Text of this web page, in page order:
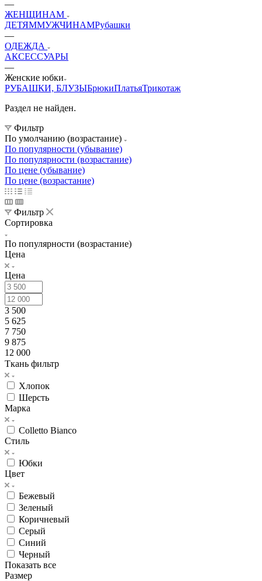
—
ЖЕНЩИНАМ
ДЕТЯММУЖЧИНАМРубашки
—
ОДЕЖДА
АКСЕССУАРЫ
—
Женские юбки
РУБАШКИ, БЛУЗЫБрюкиПлатьяТрикотаж
Раздел не найден.
Фильтр
По умолчанию (возрастание)
По популярности (убывание)
По популярности (возрастание)
По цене (убывание)
По цене (возрастание)
Фильтр
Сортировка
По популярности (возрастание)
Цена
Цена
3 500
5 625
7 750
9 875
12 000
Ткань фильтр
Хлопок
Шерсть
Марка
Colletto Bianco
Стиль
Юбки
Цвет
Бежевый
Зеленый
Коричневый
Серый
Синий
Черный
Показать все
Размер